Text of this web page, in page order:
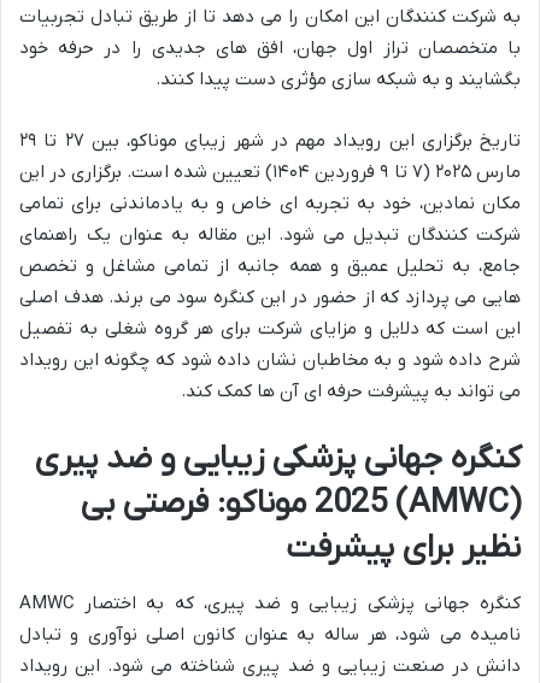
به شرکت کنندگان این امکان را می دهد تا از طریق تبادل تجربیات
با متخصصان تراز اول جهان، افق های جدیدی را در حرفه خود
بگشایند و به شبکه سازی مؤثری دست پیدا کنند.
تاریخ برگزاری این رویداد مهم در شهر زیبای موناکو، بین ۲۷ تا ۲۹
مارس ۲۰۲۵ (۷ تا ۹ فروردین ۱۴۰۴) تعیین شده است. برگزاری در این
مکان نمادین، خود به تجربه ای خاص و به یادماندنی برای تمامی
شرکت کنندگان تبدیل می شود. این مقاله به عنوان یک راهنمای
جامع، به تحلیل عمیق و همه جانبه از تمامی مشاغل و تخصص
هایی می پردازد که از حضور در این کنگره سود می برند. هدف اصلی
این است که دلایل و مزایای شرکت برای هر گروه شغلی به تفصیل
شرح داده شود و به مخاطبان نشان داده شود که چگونه این رویداد
می تواند به پیشرفت حرفه ای آن ها کمک کند.
کنگره جهانی پزشکی زیبایی و ضد پیری
(AMWC) 2025 موناکو: فرصتی بی
نظیر برای پیشرفت
کنگره جهانی پزشکی زیبایی و ضد پیری، که به اختصار AMWC
نامیده می شود، هر ساله به عنوان کانون اصلی نوآوری و تبادل
دانش در صنعت زیبایی و ضد پیری شناخته می شود. این رویداد